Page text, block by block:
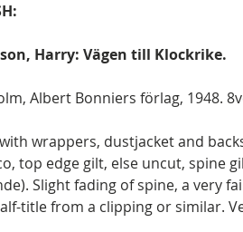
Harry: Vägen till Klockrike.
Albert Bonniers förlag, 1948.
wrappers, dustjacket and
top edge gilt, else uncut, spine
Slight fading of spine, a very
title from a clipping or similar.